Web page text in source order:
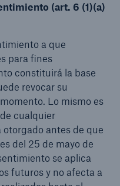
(art. 6 (1)(a)
a que
para fines
constituirá la base
revocar su
Lo mismo es
cualquier
antes de que
del 25 de mayo de
se aplica
futuros y no afecta a